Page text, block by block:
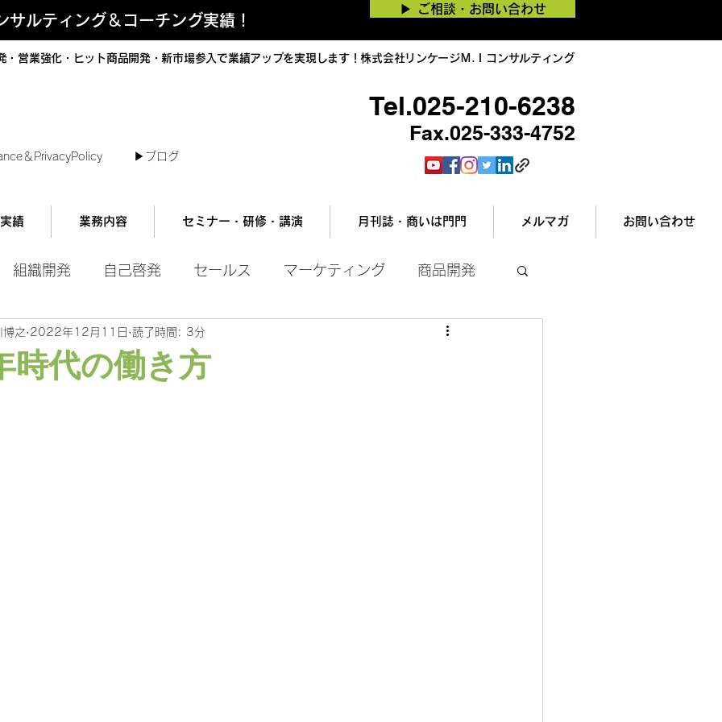
ルティング＆コーチング実績！
▶︎ ご相談・お問い合わせ
営業強化・ヒット商品開発・新市場参入で業績アップを実現します！株式会社リンケージＭ.Ｉコンサルティング
＆PrivacyPolicy ▶︎ブログ
Tel.025-210-6238
Fax.025-333-4752
実績 業務内容 セミナー・研修・講演 月刊誌・商いは門門 メルマガ お問い合わせ
組織開発 自己啓発 セールス マーケティング 商品開発
時代の働き方
之 2022年12月11日 読了時間: 3分